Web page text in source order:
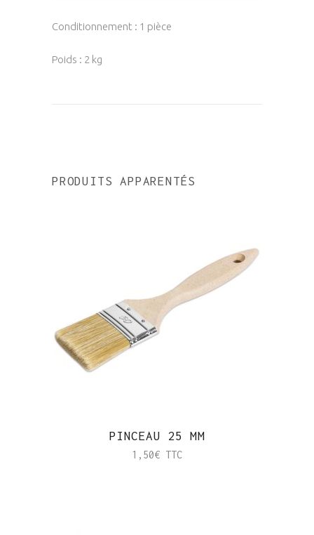
Conditionnement : 1 pièce
Poids : 2 kg
PRODUITS APPARENTÉS
PINCEAU 25 MM
1,50€ TTC